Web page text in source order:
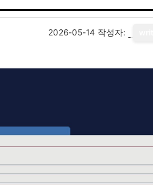
2026-05-14 작성자: